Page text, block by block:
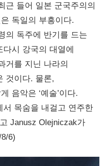
근 들어 일본 군국주의의
독일의 부흥이다.
의 독주에 반기를 드는
시 강국의 대열에
거를 지닌 나라의
것이다. 물론,
음악은 ‘예술’이다.
서 목숨을 내걸고 연주한
Janusz Olejniczak가
6)